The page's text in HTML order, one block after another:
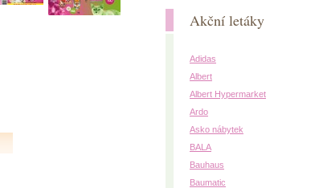
Akční letáky
Adidas
Albert
Albert Hypermarket
Ardo
Asko nábytek
BALA
Bauhaus
Baumatic